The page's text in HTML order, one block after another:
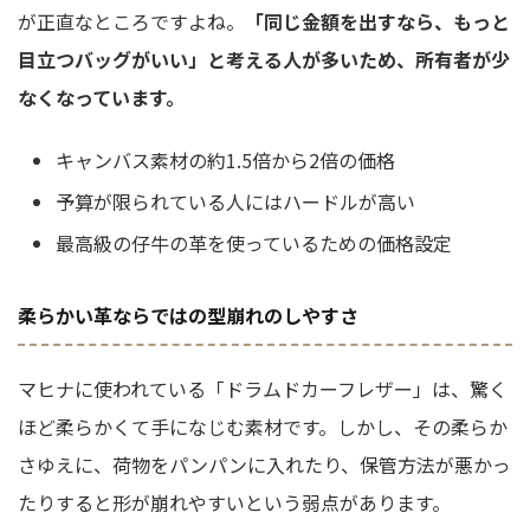
が正直なところですよね。
「同じ金額を出すなら、もっと
目立つバッグがいい」と考える人が多いため、所有者が少
なくなっています。
キャンバス素材の約1.5倍から2倍の価格
予算が限られている人にはハードルが高い
最高級の仔牛の革を使っているための価格設定
柔らかい革ならではの型崩れのしやすさ
マヒナに使われている「ドラムドカーフレザー」は、驚く
ほど柔らかくて手になじむ素材です。しかし、その柔らか
さゆえに、荷物をパンパンに入れたり、保管方法が悪かっ
たりすると形が崩れやすいという弱点があります。